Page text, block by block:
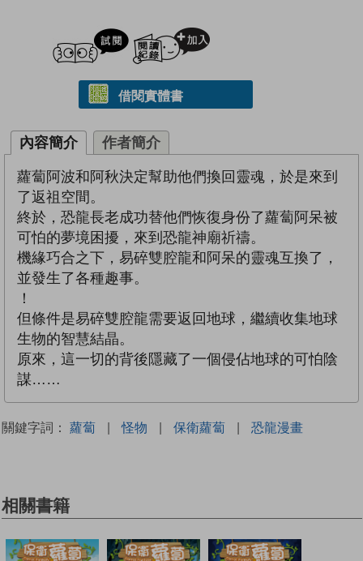
試閲
借閱實體書
內容簡介 作者簡介
蘿蔔阿波和阿秋決定幫助他們換回靈魂，於是來到
了返祖空間。
終於，恐龍長老成功替他們恢復身份了蘿蔔阿呆被
可怕的夢境困擾，來到恐龍神廟祈禱。
機緣巧合之下，易碎雙腔龍和阿呆的靈魂互換了，
並發生了各種趣事。
！
但條件是易碎雙腔龍需要返回地球，繼續收集地球
生物的智慧結晶。
原來，這一切的背後隱藏了一個侵佔地球的可怕陰
謀……
關鍵字詞： 蘿蔔 | 怪物 | 保衛蘿蔔 | 恐龍漫畫
相關書籍